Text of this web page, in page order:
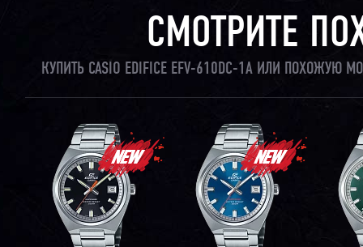
СМОТРИТЕ
КУПИТЬ CASIO EDIFICE EFV-610DC-1A ИЛИ ПОХОЖУЮ